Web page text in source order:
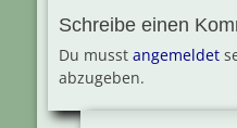
Schreibe einen
Du musst angemeldet
abzugeben.